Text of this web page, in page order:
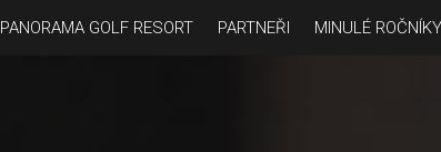
PANORAMA GOLF RESORT PARTNEŘI MINULÉ ROČNÍKY